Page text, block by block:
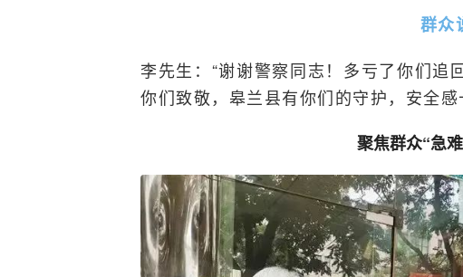
群众
李先生：“谢谢警察同志！多亏了你们追
你们致敬，皋兰县有你们的守护，安全感
聚焦群众“急